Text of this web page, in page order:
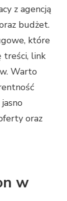
z agencją
budżet.
które
treści, link
Warto
oraz
w